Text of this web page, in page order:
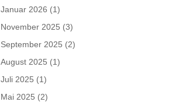
Januar 2026 (1)
November 2025 (3)
September 2025 (2)
August 2025 (1)
Juli 2025 (1)
Mai 2025 (2)